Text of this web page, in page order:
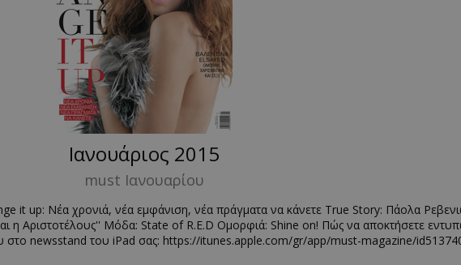
Ιανουάριος 2015
must Ιανουαρίου
it up: Νέα χρονιά, νέα εμφάνιση, νέα πράγματα να κάνετε True Story: Πάολα
η Αριστοτέλους'' Μόδα: State of R.E.D Ομορφιά: Shine on! Πώς να αποκτήσετε
στο newsstand του iPad σας: https://itunes.apple.com/gr/app/must-magazine/